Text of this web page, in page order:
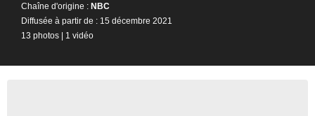
Chaîne d'origine : NBC
Diffusée à partir de : 15 décembre 2021
13 photos | 1 vidéo